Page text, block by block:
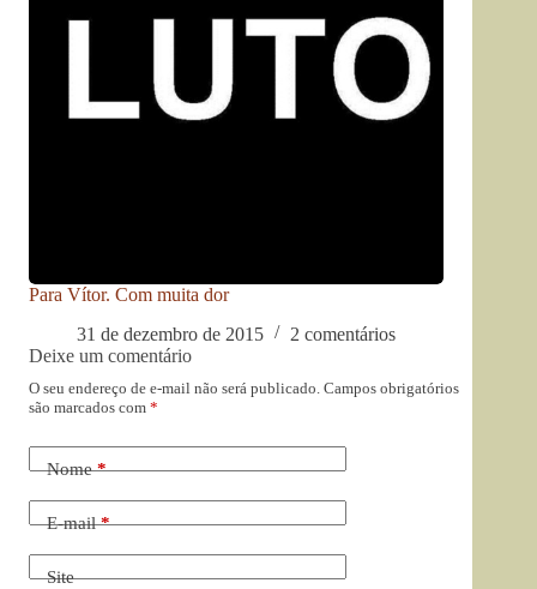
Para Vítor. Com muita dor
31 de dezembro de 2015
2 comentários
Deixe um comentário
O seu endereço de e-mail não será publicado. Campos obrigatórios
são marcados com *
Nome*
E-mail*
Site